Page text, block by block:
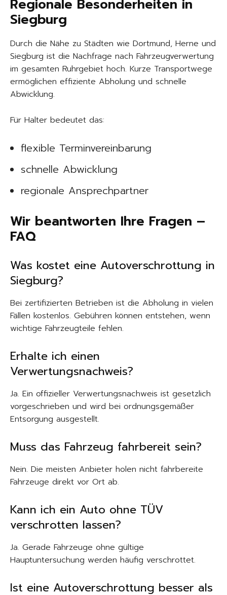
Regionale Besonderheiten in
Siegburg
Durch die Nähe zu Städten wie Dortmund, Herne und
Siegburg ist die Nachfrage nach Fahrzeugverwertung
im gesamten Ruhrgebiet hoch. Kurze Transportwege
ermöglichen effiziente Abholung und schnelle
Abwicklung.
Für Halter bedeutet das:
flexible Terminvereinbarung
schnelle Abwicklung
regionale Ansprechpartner
Wir beantworten Ihre Fragen –
FAQ
Was kostet eine Autoverschrottung in
Siegburg?
Bei zertifizierten Betrieben ist die Abholung in vielen
Fällen kostenlos. Gebühren können entstehen, wenn
wichtige Fahrzeugteile fehlen.
Erhalte ich einen
Verwertungsnachweis?
Ja. Ein offizieller Verwertungsnachweis ist gesetzlich
vorgeschrieben und wird bei ordnungsgemäßer
Entsorgung ausgestellt.
Muss das Fahrzeug fahrbereit sein?
Nein. Die meisten Anbieter holen nicht fahrbereite
Fahrzeuge direkt vor Ort ab.
Kann ich ein Auto ohne TÜV
verschrotten lassen?
Ja. Gerade Fahrzeuge ohne gültige
Hauptuntersuchung werden häufig verschrottet.
Ist eine Autoverschrottung besser als